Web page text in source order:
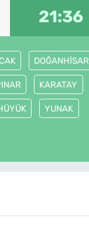
21:36
DOĞANHİSAR
KARATAY
YUNAK